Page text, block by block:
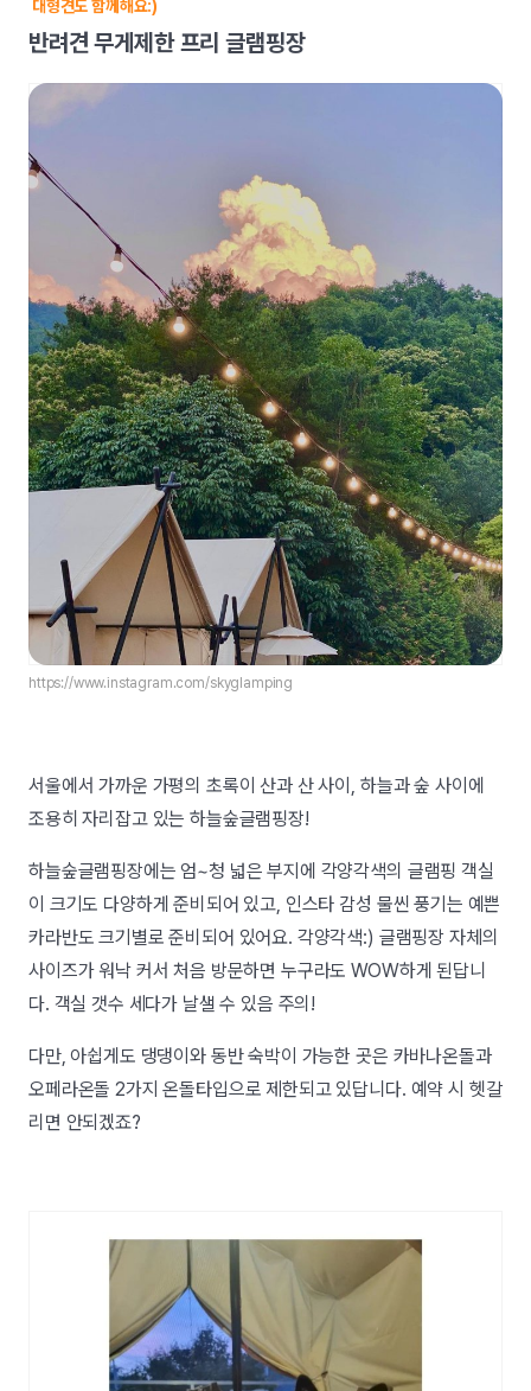
대형견도 함께해요:)
반려견 무게제한 프리 글램핑장
https://www.instagram.com/skyglamping
서울에서 가까운 가평의 초록이 산과 산 사이, 하늘과 숲 사이에
조용히 자리잡고 있는 하늘숲글램핑장!
하늘숲글램핑장에는 엄~청 넓은 부지에 각양각색의 글램핑 객실
이 크기도 다양하게 준비되어 있고, 인스타 감성 물씬 풍기는 예쁜
카라반도 크기별로 준비되어 있어요. 각양각색:) 글램핑장 자체의
사이즈가 워낙 커서 처음 방문하면 누구라도 WOW하게 된답니
다. 객실 갯수 세다가 날샐 수 있음 주의!
다만, 아쉽게도 댕댕이와 동반 숙박이 가능한 곳은 카바나온돌과
오페라온돌 2가지 온돌타입으로 제한되고 있답니다. 예약 시 헷갈
리면 안되겠죠?